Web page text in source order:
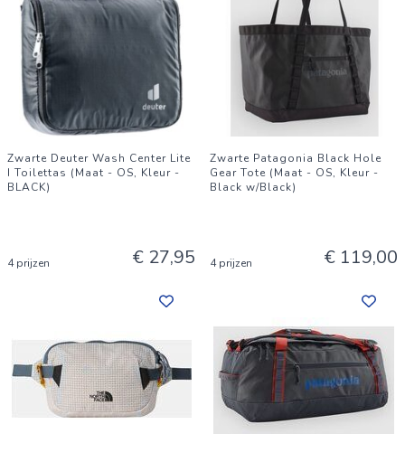
Zwarte Deuter Wash Center Lite
I Toilettas (Maat - OS, Kleur -
BLACK)
4 prijzen € 27,95
Zwarte Patagonia Black Hole
Gear Tote (Maat - OS, Kleur -
Black w/Black)
4 prijzen € 119,00